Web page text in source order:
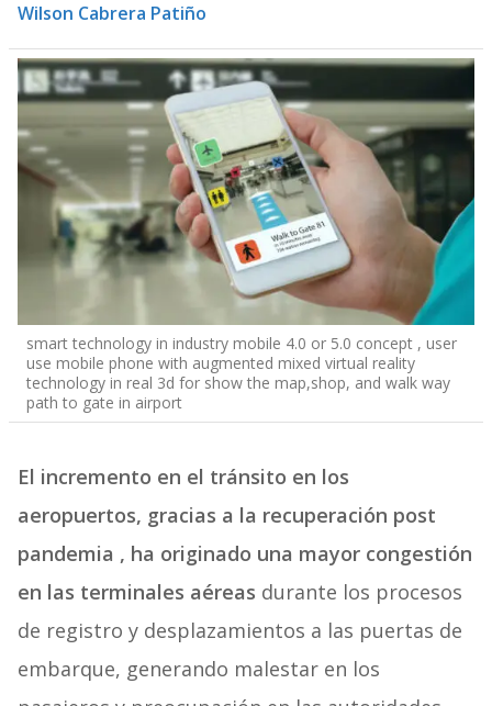
Wilson Cabrera Patiño
smart technology in industry mobile 4.0 or 5.0 concept , user
use mobile phone with augmented mixed virtual reality
technology in real 3d for show the map,shop, and walk way
path to gate in airport
El incremento en el tránsito en los
aeropuertos, gracias a la recuperación post
pandemia , ha originado una mayor congestión
en las terminales aéreas durante los procesos
de registro y desplazamientos a las puertas de
embarque, generando malestar en los